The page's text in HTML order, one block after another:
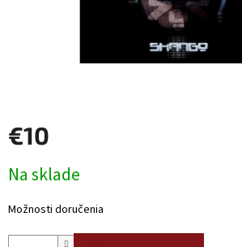
€10
cena:
Na sklade
Možnosti doručenia